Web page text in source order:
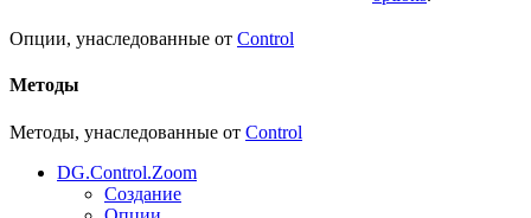
Опции, унаследованные от Control
Методы
Методы, унаследованные от Control
DG.Control.Zoom
Создание